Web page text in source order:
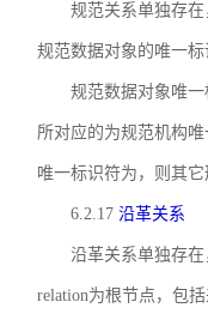
规范关系单独存
规范数据对象的唯一
规范数据对象唯一
所对应的为规范机构
唯一标识符为，则其
6.2.17 沿革关系
沿革关系单独存
relation为根节点，包